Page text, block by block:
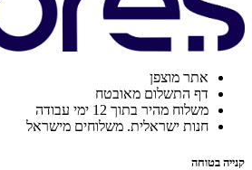
אתר מוצפן
דף התשלום מאובטח
משלוח מהיר בתוך 12 ימי עבודה
חנות ישראלית. משלוחים מישראל
קנייה בטוחה